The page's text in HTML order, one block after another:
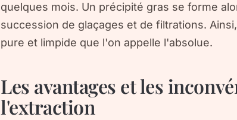
quelques mois. Un précipité gras se forme
succession de glaçages et de filtrations.
pure et limpide que l'on appelle l'absolue.
Les avantages et les
l'extraction